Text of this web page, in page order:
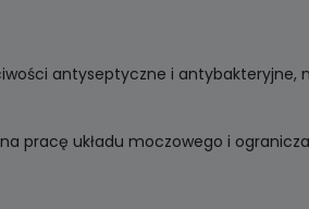
antyseptyczne i antybakteryjne,
pracę układu moczowego i